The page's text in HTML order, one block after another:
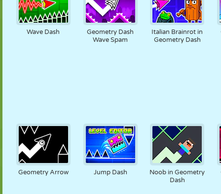
Wave Dash
Geometry Dash
Wave Spam
Italian Brainrot in
Geometry Dash
Geometry Arrow Jump Dash
Noob in Geometry
Dash